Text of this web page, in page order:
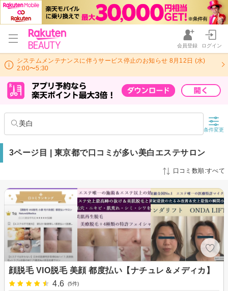
会員登録 ログイン
システムメンテナンスに伴うサービス停止のお知らせ 8月12日 (水)
2:00〜5:30
美白
条件変更
3ページ目 | 東京都で口コミが多い美白エステサロン
口コミ数順:すべて
顔脱毛 VIO脱毛 美顔 都度払い【ナチュレ＆メディカ】
4.6
(5件)